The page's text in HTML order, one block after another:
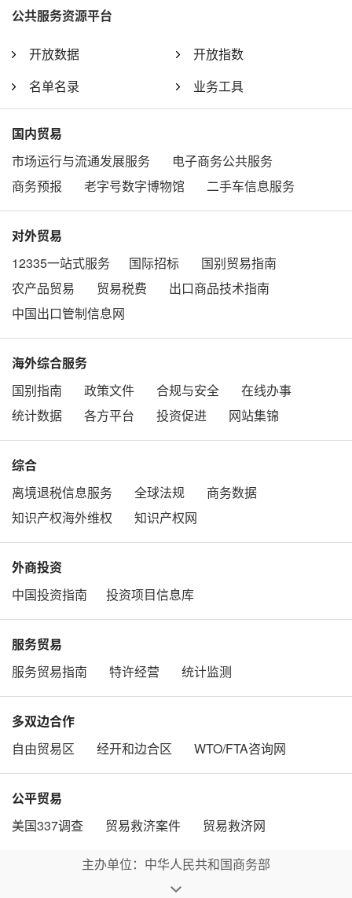
公共服务资源平台
开放数据
开放指数
名单名录
业务工具
国内贸易
市场运行与流通发展服务
电子商务公共服务
商务预报
老字号数字博物馆 二手车信息服务
对外贸易
12335一站式服务
国际招标
国别贸易指南
农产品贸易
贸易税费
出口商品技术指南
中国出口管制信息网
海外综合服务
国别指南
政策文件 合规与安全
在线办事
统计数据
各方平台 投资促进 网站集锦
综合
离境退税信息服务
全球法规
商务数据
知识产权海外维权
知识产权网
外商投资
中国投资指南
投资项目信息库
服务贸易
服务贸易指南
特许经营 统计监测
多双边合作
自由贸易区
经开和边合区 WTO/FTA咨询网
公平贸易
美国337调查
贸易救济案件 贸易救济网
主办单位：中华人民共和国商务部